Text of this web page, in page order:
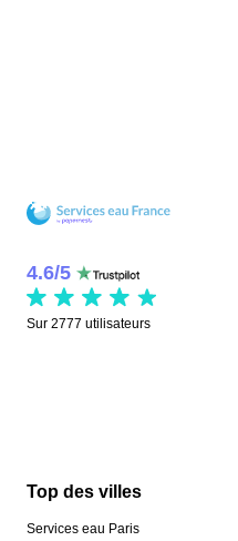
4.6/5
Sur 2777 utilisateurs
Top des villes
Services eau Paris